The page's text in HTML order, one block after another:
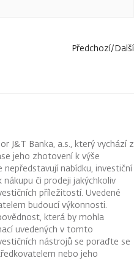
Předchozí/Další
J&T Banka, a.s., který vychází z
jeho zhotovení k výše
nepředstavují nabídku, investiční
či prodeji jakýchkoliv
příležitostí. Uvedené
budoucí výkonnosti.
která by mohla
uvedených v tomto
nástrojů se poraďte se
nebo jeho